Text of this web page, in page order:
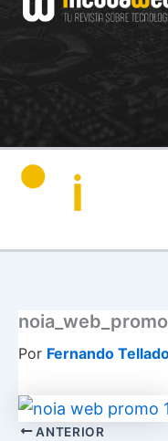
Por Fernando
ANTERIOR